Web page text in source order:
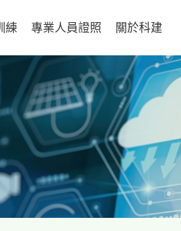
練 專業人員證照 關於科建